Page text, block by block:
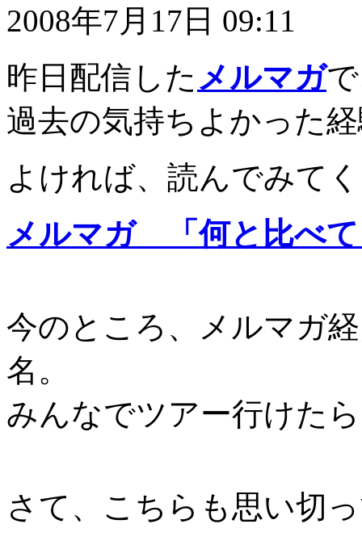
2008年7月17日 09:11
昨日配信した メルマガ
過去の気持ちよかった
よければ、読んでみて
メルマガ 「何と比べ
今のところ、メルマガ
名。
みんなでツアー行けた
さて、こちらも思い切